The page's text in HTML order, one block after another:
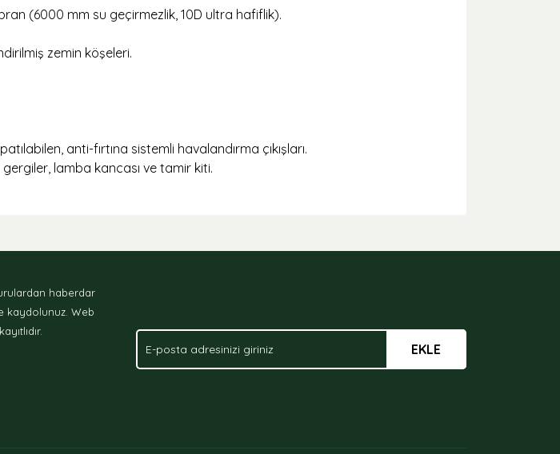
(6000 mm su geçirmezlik, 10D ultra hafiflik).
zemin köşeleri.
anti-fırtına sistemli havalandırma çıkışları.
lamba kancası ve tamir kiti.
haberdar
kaydolunuz. Web
EKLE